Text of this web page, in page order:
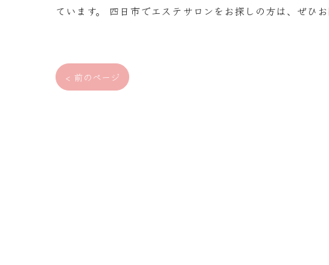
ています。 四日市でエステサロンをお探しの方は、ぜひ
< 前のページ